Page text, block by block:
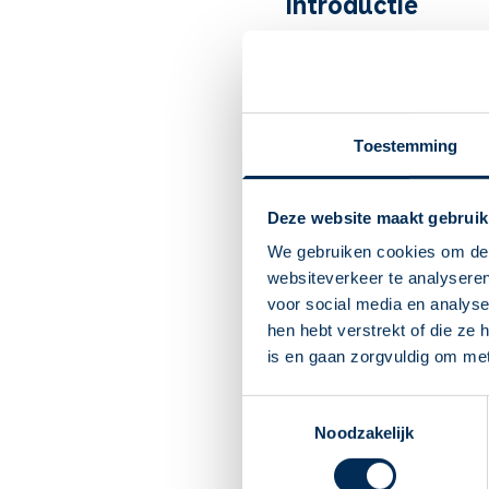
Toestemming
Deze website maakt
We gebruiken cookies om
websiteverkeer te
voor social media en
hen hebt verstrekt of die ze
is en gaan zorgvuldig om
Noodzakelijk
voldoende helpen of te
Belangrijk om
Bij een te hoog
bijwerkingen geven.
Binnen 1 tot 2 weken
Bij start van de
U gebruikt de injectie 1
snel een dosis.
Andere bijwerkingen: